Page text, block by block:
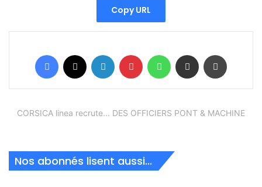
Copy URL
Facebook Linkedin Pinterest WhatsAppPartager par email
CORSICA linea recrute... DES OFFICIERS PONT & MACHINE
Nos abonnés lisent aussi...